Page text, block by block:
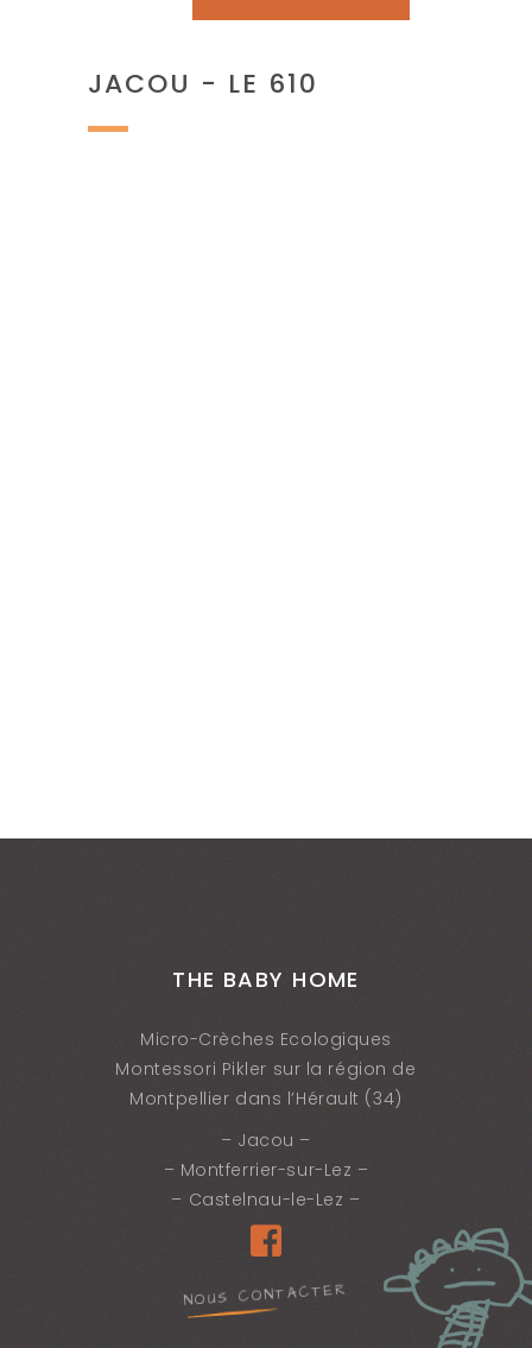
JACOU - LE 610
THE BABY HOME
Micro-Crèches Ecologiques
Montessori Pikler sur la région de
Montpellier dans l’Hérault (34)
– Jacou –
– Montferrier-sur-Lez –
– Castelnau-le-Lez –
NOUS CONTACTER